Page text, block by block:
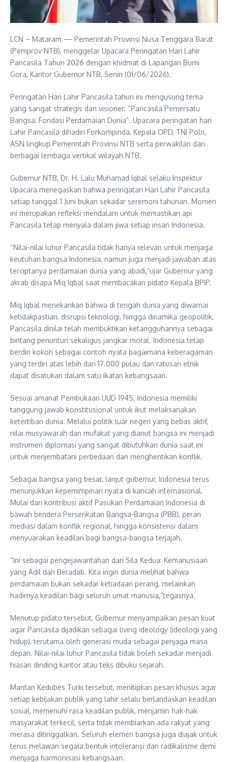
LCN – Mataram — Pemerintah Provinsi Nusa Tenggara Barat
(Pemprov NTB), menggelar Upacara Peringatan Hari Lahir
Pancasila Tahun 2026 dengan khidmat di Lapangan Bumi
Gora, Kantor Gubernur NTB, Senin (01/06/2026).
Peringatan Hari Lahir Pancasila tahun ini mengusung tema
yang sangat strategis dan visioner: “Pancasila Pemersatu
Bangsa, Fondasi Perdamaian Dunia”. Upacara peringatan hari
Lahir Pancasila dihadiri Forkompinda, Kepala OPD, TNI Polri,
ASN lingkup Pemerintah Provinsi NTB serta perwakilan dari
berbagai lembaga vertikal wilayah NTB.
Gubernur NTB, Dr. H. Lalu Muhamad Iqbal selaku Inspektur
Upacara menegaskan bahwa peringatan Hari Lahir Pancasila
setiap tanggal 1 Juni bukan sekadar seremoni tahunan. Momen
ini merupakan refleksi mendalam untuk memastikan api
Pancasila tetap menyala dalam jiwa setiap insan Indonesia.
“Nilai-nilai luhur Pancasila tidak hanya relevan untuk menjaga
keutuhan bangsa Indonesia, namun juga menjadi jawaban atas
terciptanya perdamaian dunia yang abadi,”ujar Gubernur yang
akrab disapa Miq Iqbal saat membacakan pidato Kepala BPIP.
Miq Iqbal menekankan bahwa di tengah dunia yang diwarnai
ketidakpastian, disrupsi teknologi, hingga dinamika geopolitik,
Pancasila dinilai telah membuktikan ketangguhannya sebagai
bintang penuntun sekaligus jangkar moral. Indonesia tetap
berdiri kokoh sebagai contoh nyata bagaimana keberagaman
yang terdiri atas lebih dari 17.000 pulau dan ratusan etnik
dapat disatukan dalam satu ikatan kebangsaan.
Sesuai amanat Pembukaan UUD 1945, Indonesia memiliki
tanggung jawab konstitusional untuk ikut melaksanakan
ketertiban dunia. Melalui politik luar negeri yang bebas aktif,
nilai musyawarah dan mufakat yang dianut bangsa ini menjadi
instrumen diplomasi yang sangat dibutuhkan dunia saat ini
untuk menjembatani perbedaan dan menghentikan konflik.
Sebagai bangsa yang besar, lanjut gubernur, Indonesia terus
menunjukkan kepemimpinan nyata di kancah internasional.
Mulai dari kontribusi aktif Pasukan Perdamaian Indonesia di
bawah bendera Perserikatan Bangsa-Bangsa (PBB), peran
mediasi dalam konflik regional, hingga konsistensi dalam
menyuarakan keadilan bagi bangsa-bangsa terjajah.
“Ini sebagai pengejawantahan dari Sila Kedua: Kemanusiaan
yang Adil dan Beradab. Kita ingin dunia melihat bahwa
perdamaian bukan sekadar ketiadaan perang, melainkan
hadirnya keadilan bagi seluruh umat manusia,”tegasnya.
Menutup pidato tersebut, Gubernur menyampaikan pesan kuat
agar Pancasila dijadikan sebagai living ideology (ideologi yang
hidup), terutama oleh generasi muda sebagai penjaga masa
depan. Nilai-nilai luhur Pancasila tidak boleh sekadar menjadi
hiasan dinding kantor atau teks dibuku sejarah.
Mantan Kedubes Turki tersebut, menitipkan pesan khusus agar
setiap kebijakan publik yang lahir selalu berlandaskan keadilan
sosial, memenuhi rasa keadilan publik, menjamin hak-hak
masyarakat terkecil, serta tidak membiarkan ada rakyat yang
merasa ditinggalkan. Seluruh elemen bangsa juga diajak untuk
terus melawan segala bentuk intoleransi dan radikalisme demi
menjaga harmonisasi kebangsaan.